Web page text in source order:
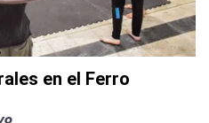
en el Ferro